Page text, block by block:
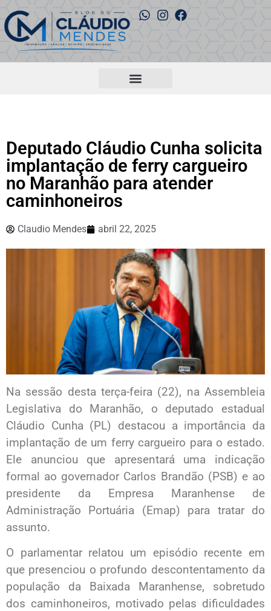
Deputado Cláudio Cunha solicita
implantação de ferry cargueiro
no Maranhão para atender
caminhoneiros
Claudio Mendes abril 22, 2025
Na sessão desta terça-feira (22), na Assembleia
Legislativa do Maranhão, o deputado estadual
Cláudio Cunha (PL) destacou a importância da
implantação de um ferry cargueiro para o estado.
Ele anunciou que apresentará uma indicação
formal ao governador Carlos Brandão (PSB) e ao
presidente da Empresa Maranhense de
Administração Portuária (Emap) para tratar do
assunto.
O parlamentar relatou um episódio recente em
que presenciou o profundo descontentamento da
população da Baixada Maranhense, sobretudo
dos caminhoneiros, motivado pelas dificuldades